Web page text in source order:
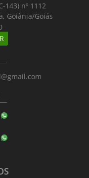
143) nº 1112
Goiânia/Goiás